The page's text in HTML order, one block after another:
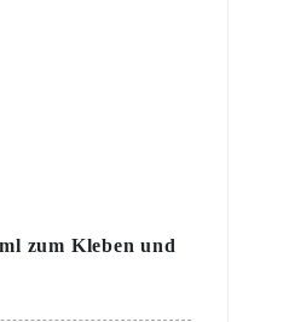
zum Kleben und